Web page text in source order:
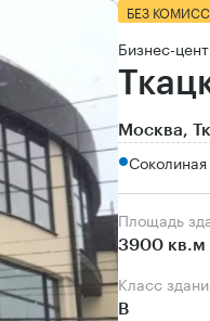
БЕЗ
Бизнес-
Москва,
Площадь
3900 кв.м
Класс
B